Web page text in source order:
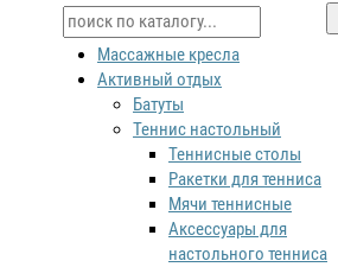
Массажные кресла
Активный отдых
Батуты
Теннис настольный
Теннисные столы
Ракетки для тенниса
Мячи теннисные
Аксессуары для
настольного тенниса